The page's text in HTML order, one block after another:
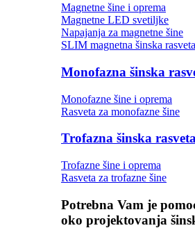
Magnetne šine i oprema
Magnetne LED svetiljke
Napajanja za magnetne šine
SLIM magnetna šinska rasveta
Monofazna šinska
Monofazne šine i oprema
Rasveta za monofazne šine
Trofazna šinska
Trofazne šine i oprema
Rasveta za trofazne šine
Potrebna Vam je
oko projektovanja